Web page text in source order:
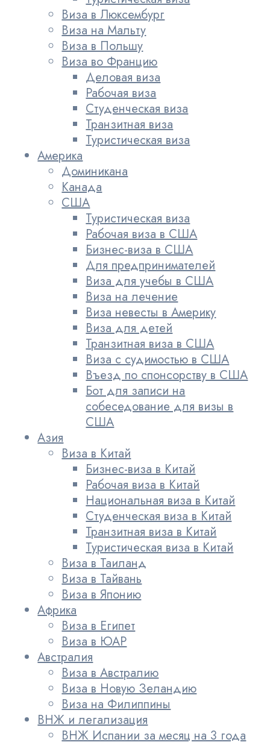
Виза в Люксембург
Виза на Мальту
Виза в Польшу
Виза во Францию
Деловая виза
Рабочая виза
Студенческая виза
Транзитная виза
Туристическая виза
Америка
Доминикана
Канада
США
Туристическая виза
Рабочая виза в США
Бизнес-виза в США
Для предпринимателей
Виза для учебы в США
Виза на лечение
Виза невесты в Америку
Виза для детей
Транзитная виза в США
Виза с судимостью в США
Въезд по спонсорству в США
Бот для записи на
собеседование для визы в
США
Азия
Виза в Китай
Бизнес-виза в Китай
Рабочая виза в Китай
Национальная виза в Китай
Студенческая виза в Китай
Транзитная виза в Китай
Туристическая виза в Китай
Виза в Таиланд
Виза в Тайвань
Виза в Японию
Африка
Виза в Египет
Виза в ЮАР
Австралия
Виза в Австралию
Виза в Новую Зеландию
Виза на Филиппины
ВНЖ и легализация
ВНЖ Испании за месяц на 3 года